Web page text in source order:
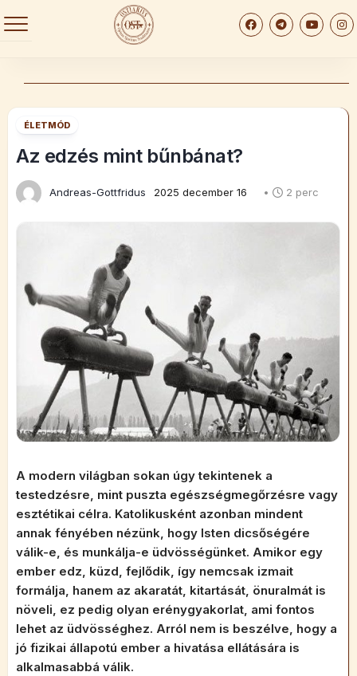
to
ÉLETMÓD
Az edzés mint bűnbánat?
Andreas-Gottfridus 2025 december 16 • 2 perc
A modern világban sokan úgy tekintenek a
testedzésre, mint puszta egészségmegőrzésre vagy
esztétikai célra. Katolikusként azonban mindent
annak fényében nézünk, hogy Isten dicsőségére
válik-e, és munkálja-e üdvösségünket. Amikor egy
ember edz, küzd, fejlődik, így nemcsak izmait
formálja, hanem az akaratát, kitartását, önuralmát is
növeli, ez pedig olyan erénygyakorlat, ami fontos
lehet az üdvösséghez. Arról nem is beszélve, hogy a
jó fizikai állapotú ember a hivatása ellátására is
alkalmasabbá válik.